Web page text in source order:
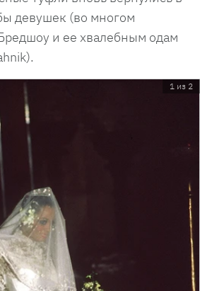
девушек (во многом
и ее хвалебным одам
1 из 2